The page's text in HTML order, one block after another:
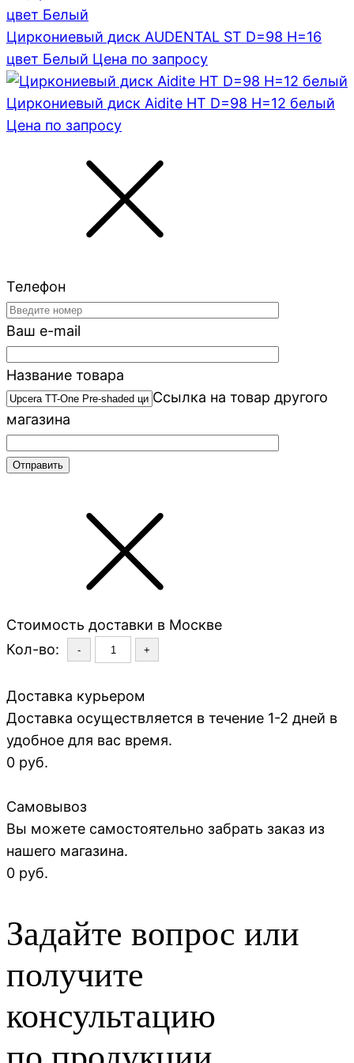
Циркониевый диск AUDENTAL ST D=98 H=16
цвет Белый Цена по запросу
Циркониевый диск Aidite HT D=98 H=12 белый
Цена по запросу
Телефон
Ваш e-mail
Название товара
Ссылка на товар другого
магазина
Стоимость доставки в Москве
Кол-во:
- +
Доставка курьером
Доставка осуществляется в течение 1-2 дней в
удобное для вас время.
0 руб.
Самовывоз
Вы можете самостоятельно забрать заказ из
нашего магазина.
0 руб.
Задайте вопрос или
получите
консультацию